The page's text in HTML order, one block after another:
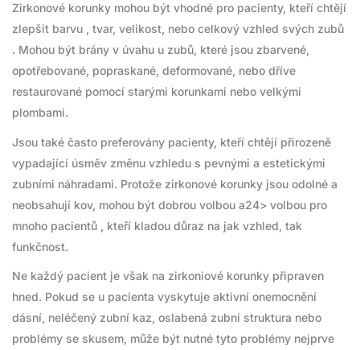
Zirkonové korunky mohou být vhodné pro pacienty, kteří chtějí
zlepšit barvu , tvar, velikost, nebo celkový vzhled svých zubů
. Mohou být brány v úvahu u zubů, které jsou zbarvené,
opotřebované, popraskané, deformované, nebo dříve
restaurované pomocí starými korunkami nebo velkými
plombami.
Jsou také často preferovány pacienty, kteří chtějí přirozeně
vypadající úsměv změnu vzhledu s pevnými a estetickými
zubními náhradami. Protože zirkonové korunky jsou odolné a
neobsahují kov, mohou být dobrou volbou a24> volbou pro
mnoho pacientů , kteří kladou důraz na jak vzhled, tak
funkčnost.
Ne každý pacient je však na zirkoniové korunky připraven
hned. Pokud se u pacienta vyskytuje aktivní onemocnění
dásní, neléčený zubní kaz, oslabená zubní struktura nebo
problémy se skusem, může být nutné tyto problémy nejprve